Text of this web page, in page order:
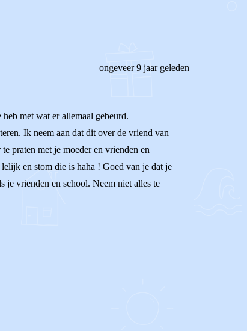
ongeveer 9 jaar geleden
met wat er allemaal gebeurd.
Ik neem aan dat dit over de vriend van
praten met je moeder en vrienden en
en stom die is haha ! Goed van je dat je
je vrienden en school. Neem niet alles te